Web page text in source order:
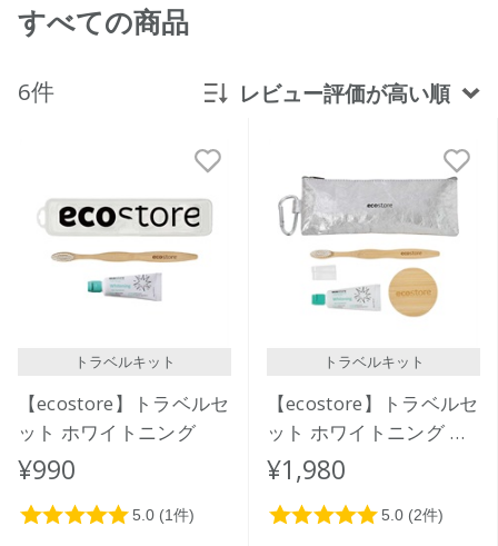
すべての商品
6件 レビュー評価が高い順
価格が安い
レビューが多い順
トラベルキット
【ecostore】トラベルセ
ット ホワイトニング
¥990
トラベルキット
【ecostore】トラベルセ
ット ホワイトニング ペ
ーパーポーチ
¥1,980